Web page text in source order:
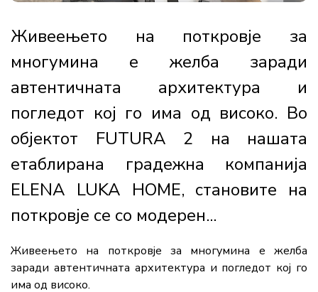
Живеењето на поткровје за
многумина е желба заради
автентичната архитектура и
погледот кој го има од високо. Во
објектот FUTURA 2 на нашата
етаблирана градежна компанија
ELENA LUKA HOME, становите на
поткровје се со модерен...
Живеењето на поткровје за многумина е желба
заради автентичната архитектура и погледот кој го
има од високо.